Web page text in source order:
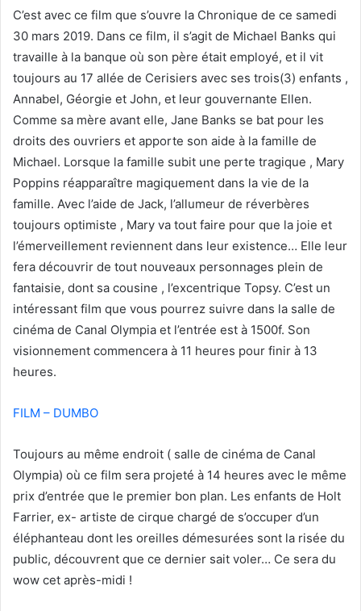
C’est avec ce film que s’ouvre la Chronique de ce samedi
30 mars 2019. Dans ce film, il s’agit de Michael Banks qui
travaille à la banque où son père était employé, et il vit
toujours au 17 allée de Cerisiers avec ses trois(3) enfants ,
Annabel, Géorgie et John, et leur gouvernante Ellen.
Comme sa mère avant elle, Jane Banks se bat pour les
droits des ouvriers et apporte son aide à la famille de
Michael. Lorsque la famille subit une perte tragique , Mary
Poppins réapparaître magiquement dans la vie de la
famille. Avec l’aide de Jack, l’allumeur de réverbères
toujours optimiste , Mary va tout faire pour que la joie et
l’émerveillement reviennent dans leur existence… Elle leur
fera découvrir de tout nouveaux personnages plein de
fantaisie, dont sa cousine , l’excentrique Topsy. C’est un
intéressant film que vous pourrez suivre dans la salle de
cinéma de Canal Olympia et l’entrée est à 1500f. Son
visionnement commencera à 11 heures pour finir à 13
heures.
FILM – DUMBO
Toujours au même endroit ( salle de cinéma de Canal
Olympia) où ce film sera projeté à 14 heures avec le même
prix d’entrée que le premier bon plan. Les enfants de Holt
Farrier, ex- artiste de cirque chargé de s’occuper d’un
éléphanteau dont les oreilles démesurées sont la risée du
public, découvrent que ce dernier sait voler… Ce sera du
wow cet après-midi !